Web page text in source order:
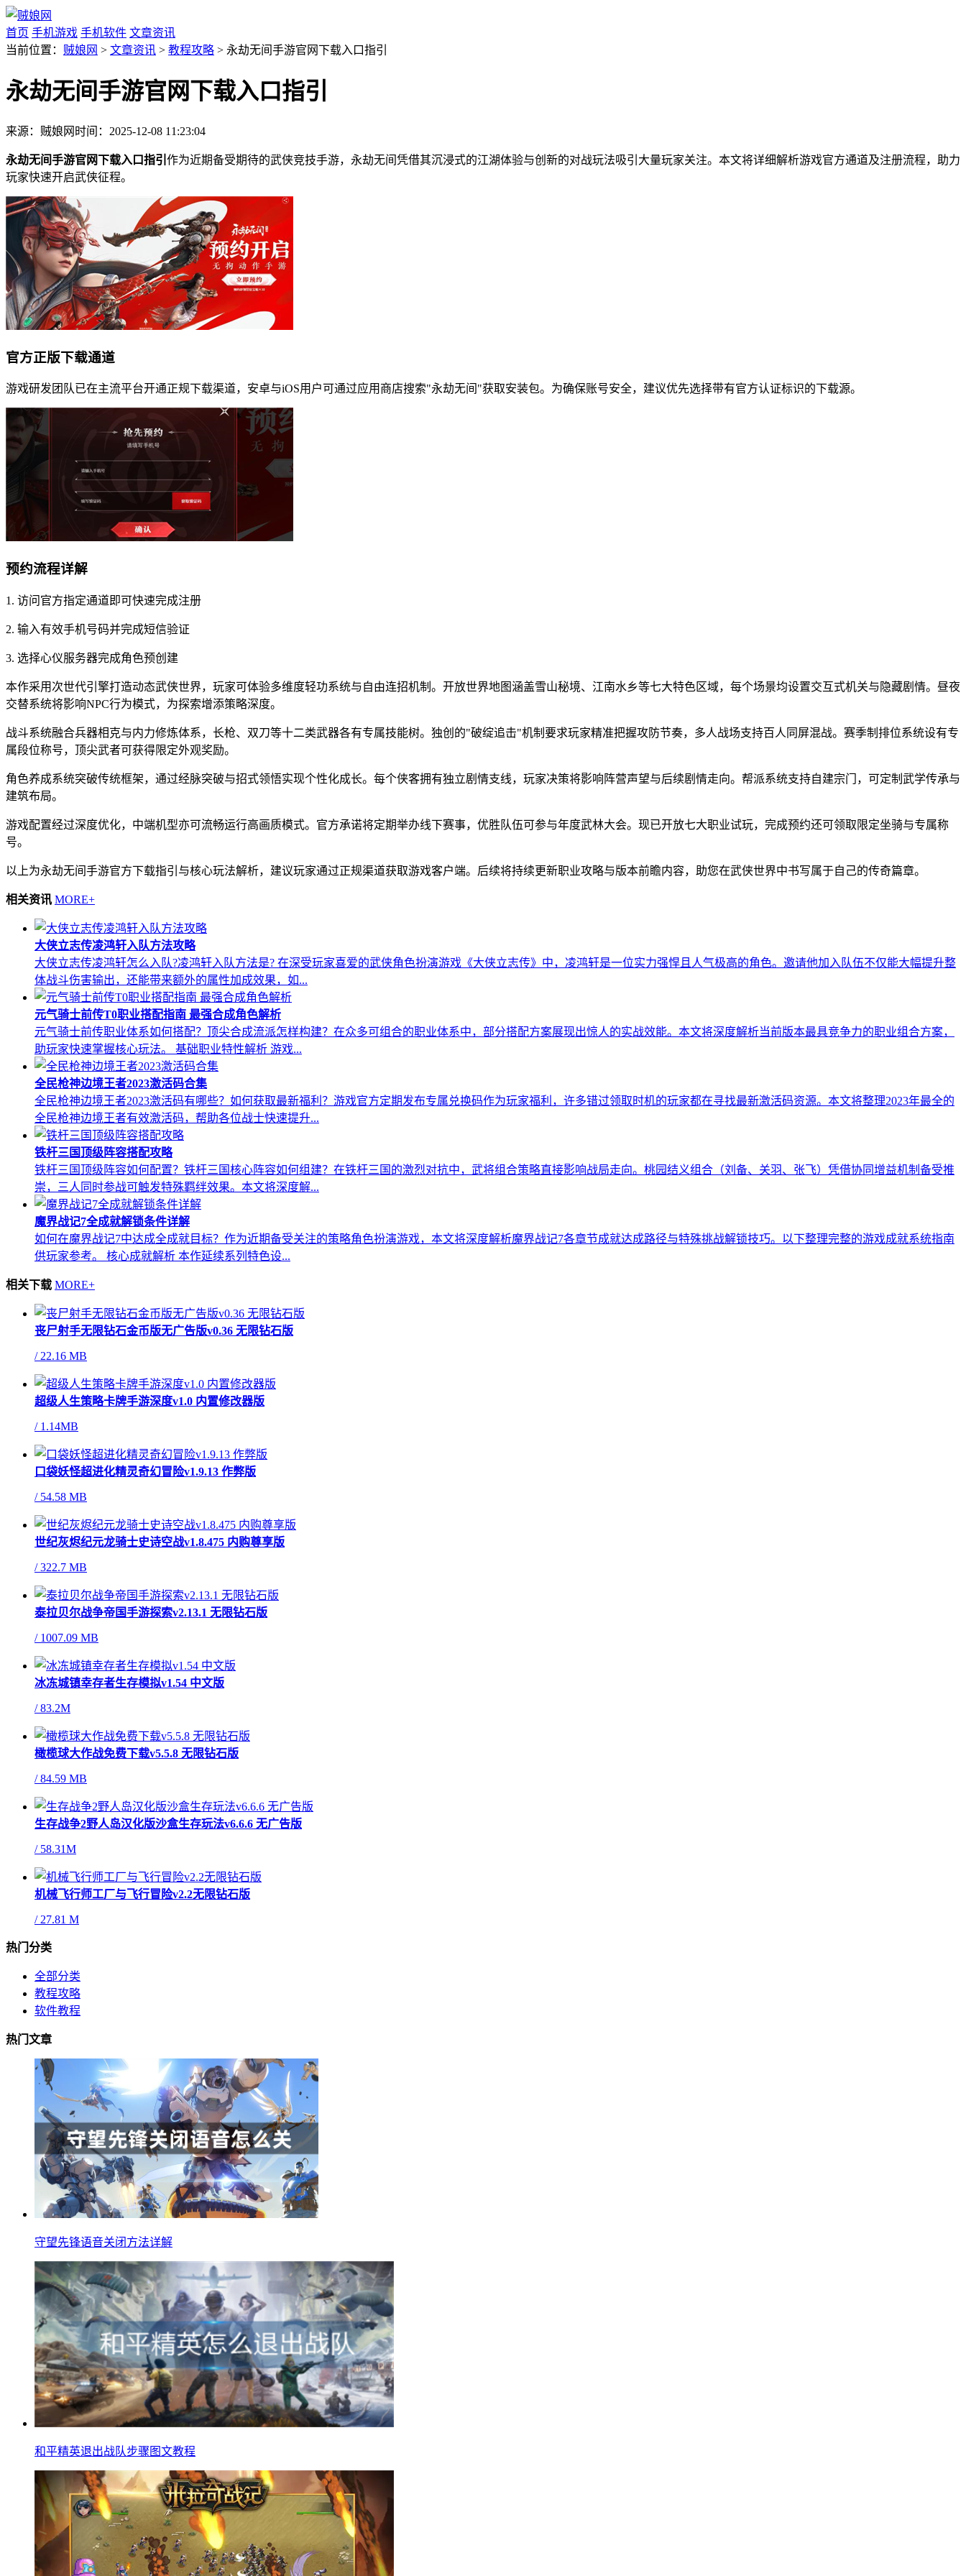
首页 手机游戏 手机软件 文章资讯
当前位置： 贼娘网 > 文章资讯 > 教程攻略 > 永劫无间手游官网下载入口指引
永劫无间手游官网下载入口指引
来源：贼娘网 时间：2025-12-08 11:23:04
永劫无间手游官网下载入口指引 作为近期备受期待的武侠竞技手游，永劫无间凭借其沉浸式的江湖体验与创新的对战玩法吸引大量玩家关注。本文将详细解析游戏官方通道及注册流程，助力
玩家快速开启武侠征程。
官方正版下载通道
游戏研发团队已在主流平台开通正规下载渠道，安卓与iOS用户可通过应用商店搜索"永劫无间"获取安装包。为确保账号安全，建议优先选择带有官方认证标识的下载源。
预约流程详解
1. 访问官方指定通道即可快速完成注册
2. 输入有效手机号码并完成短信验证
3. 选择心仪服务器完成角色预创建
本作采用次世代引擎打造动态武侠世界，玩家可体验多维度轻功系统与自由连招机制。开放世界地图涵盖雪山秘境、江南水乡等七大特色区域，每个场景均设置交互式机关与隐藏剧情。昼夜
交替系统将影响NPC行为模式，为探索增添策略深度。
战斗系统融合兵器相克与内力修炼体系，长枪、双刀等十二类武器各有专属技能树。独创的"破绽追击"机制要求玩家精准把握攻防节奏，多人战场支持百人同屏混战。赛季制排位系统设有专
属段位称号，顶尖武者可获得限定外观奖励。
角色养成系统突破传统框架，通过经脉突破与招式领悟实现个性化成长。每个侠客拥有独立剧情支线，玩家决策将影响阵营声望与后续剧情走向。帮派系统支持自建宗门，可定制武学传承与
建筑布局。
游戏配置经过深度优化，中端机型亦可流畅运行高画质模式。官方承诺将定期举办线下赛事，优胜队伍可参与年度武林大会。现已开放七大职业试玩，完成预约还可领取限定坐骑与专属称
号。
以上为永劫无间手游官方下载指引与核心玩法解析，建议玩家通过正规渠道获取游戏客户端。后续将持续更新职业攻略与版本前瞻内容，助您在武侠世界中书写属于自己的传奇篇章。
相关资讯 MORE+
大侠立志传凌鸿轩入队方法攻略
大侠立志传凌鸿轩怎么入队?凌鸿轩入队方法是? 在深受玩家喜爱的武侠角色扮演游戏《大侠立志传》中，凌鸿轩是一位实力强悍且人气极高的角色。邀请他加入队伍不仅能大幅提升整
体战斗伤害输出，还能带来额外的属性加成效果，如...
元气骑士前传T0职业搭配指南 最强合成角色解析
元气骑士前传职业体系如何搭配？顶尖合成流派怎样构建？在众多可组合的职业体系中，部分搭配方案展现出惊人的实战效能。本文将深度解析当前版本最具竞争力的职业组合方案，
助玩家快速掌握核心玩法。 基础职业特性解析 游戏...
全民枪神边境王者2023激活码合集
全民枪神边境王者2023激活码有哪些？如何获取最新福利？游戏官方定期发布专属兑换码作为玩家福利，许多错过领取时机的玩家都在寻找最新激活码资源。本文将整理2023年最全的
全民枪神边境王者有效激活码，帮助各位战士快速提升...
铁杆三国顶级阵容搭配攻略
铁杆三国顶级阵容如何配置？铁杆三国核心阵容如何组建？在铁杆三国的激烈对抗中，武将组合策略直接影响战局走向。桃园结义组合（刘备、关羽、张飞）凭借协同增益机制备受推
崇，三人同时参战可触发特殊羁绊效果。本文将深度解...
魔界战记7全成就解锁条件详解
如何在魔界战记7中达成全成就目标？作为近期备受关注的策略角色扮演游戏，本文将深度解析魔界战记7各章节成就达成路径与特殊挑战解锁技巧。以下整理完整的游戏成就系统指南
供玩家参考。 核心成就解析 本作延续系列特色设...
相关下载 MORE+
丧尸射手无限钻石金币版无广告版v0.36 无限钻石版
/22.16 MB
超级人生策略卡牌手游深度v1.0 内置修改器版
/1.14MB
口袋妖怪超进化精灵奇幻冒险v1.9.13 作弊版
/54.58 MB
世纪灰烬纪元龙骑士史诗空战v1.8.475 内购尊享版
/322.7 MB
泰拉贝尔战争帝国手游探索v2.13.1 无限钻石版
/1007.09 MB
冰冻城镇幸存者生存模拟v1.54 中文版
/83.2M
橄榄球大作战免费下载v5.5.8 无限钻石版
/84.59 MB
生存战争2野人岛汉化版沙盒生存玩法v6.6.6 无广告版
/58.31M
机械飞行师工厂与飞行冒险v2.2无限钻石版
/27.81 M
热门分类
全部分类
教程攻略
软件教程
热门文章
守望先锋语音关闭方法详解
和平精英退出战队步骤图文教程